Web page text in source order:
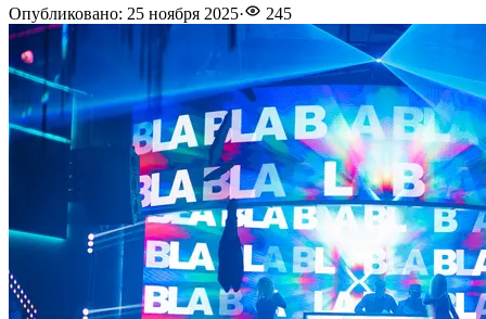
Опубликовано: 25 ноября 2025· 245